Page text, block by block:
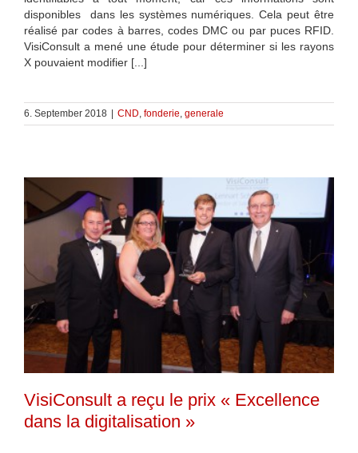
disponibles dans les systèmes numériques. Cela peut être
réalisé par codes à barres, codes DMC ou par puces RFID.
VisiConsult a mené une étude pour déterminer si les rayons
X pouvaient modifier [...]
6. September 2018 CND, fonderie, generale
VisiConsult a reçu le prix « Excellence
dans la digitalisation »